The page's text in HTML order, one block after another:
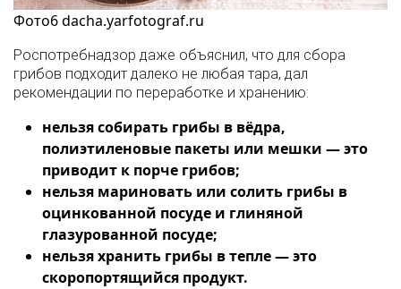
Фото6 dacha.yarfotograf.ru
Роспотребнадзор даже объяснил, что для сбора
грибов подходит далеко не любая тара, дал
рекомендации по переработке и хранению:
нельзя собирать грибы в вёдра,
полиэтиленовые пакеты или мешки — это
приводит к порче грибов;
нельзя мариновать или солить грибы в
оцинкованной посуде и глиняной
глазурованной посуде;
нельзя хранить грибы в тепле — это
скоропортящийся продукт.